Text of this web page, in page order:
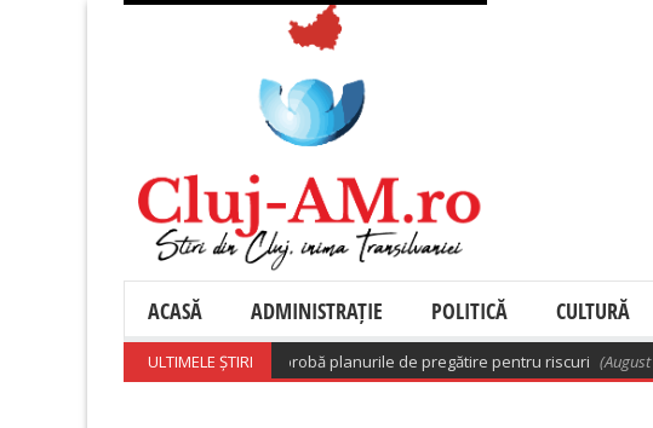
ACASĂ ADMINISTRAȚIE POLITICĂ CULTURĂ
ULTIMELE ȘTIRI
a adoptat o hotărâre care aprobă planurile de pregătire pentru riscuri (August 7,